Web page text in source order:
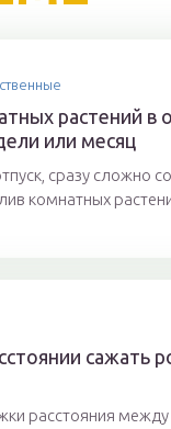
растений в
или месяц
сразу сложно
комнатных
сажать
расстояния между